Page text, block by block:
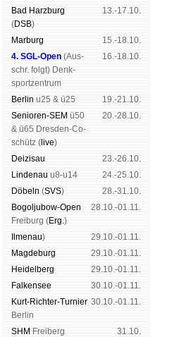
Bad Harz­burg
(DSB)
13.-17.10.
Mar­burg
15.-18.10.
4. SGL-Open (Aus­
schr. folgt) Denk­
sport­zen­trum
16.-18.10.
Ber­lin u25 & ü25
19.-21.10.
Senioren-SEM ü50
& ü65 Dres­den-Co­
schütz ( live)
20.-28.10.
Dei­zi­sau
23.-26.10.
Lin­de­nau u8-u14
24.-25.10.
Dö­beln (SVS)
28.-31.10.
Bogoljubow-Open
Frei­burg (Erg.)
28.10.-01.11.
Il­me­nau)
29.10.-01.11.
Mag­de­burg
29.10.-01.11.
Hei­del­berg
29.10.-01.11.
Fal­ken­see
30.10.-01.11.
Kurt-Rich­ter-Tur­nier
Ber­lin
30.10.-01.11.
SHM Frei­berg
31.10.